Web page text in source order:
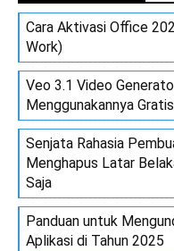
Cara Aktivasi Office
Work)
Veo 3.1 Video
Menggunakannya
Senjata Rahasia
Menghapus Latar
Saja
Panduan untuk
Aplikasi di Tahun 2025